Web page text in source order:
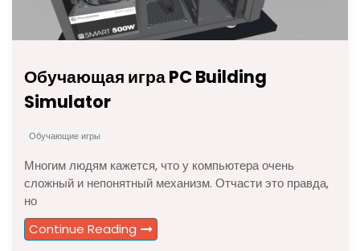
Обучающая игра PC Building
Simulator
Обучающие игры
Многим людям кажется, что у компьютера очень
сложный и непонятный механизм. Отчасти это правда,
но
Continue Reading